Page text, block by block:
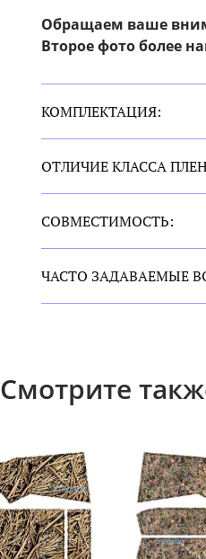
Обращаем ваше
Второе фото более
КОМПЛЕКТАЦИЯ:
ОТЛИЧИЕ КЛАССА
СОВМЕСТИМОСТЬ:
ЧАСТО ЗАДАВАЕМЫЕ
Смотрите